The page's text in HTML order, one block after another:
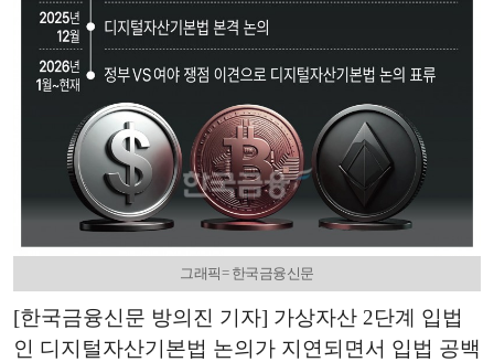
그래픽= 한국금융신문
[한국금융신문 방의진 기자] 가상자산 2단계 입법
인 디지털자산기본법 논의가 지연되면서 입법 공백